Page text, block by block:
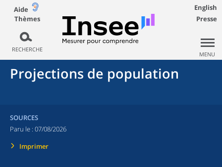
Aide
Thèmes
RECHERCHE
English
Presse
MENU
Projections de population
SOURCES
Paru le : 07/08/2026
Imprimer